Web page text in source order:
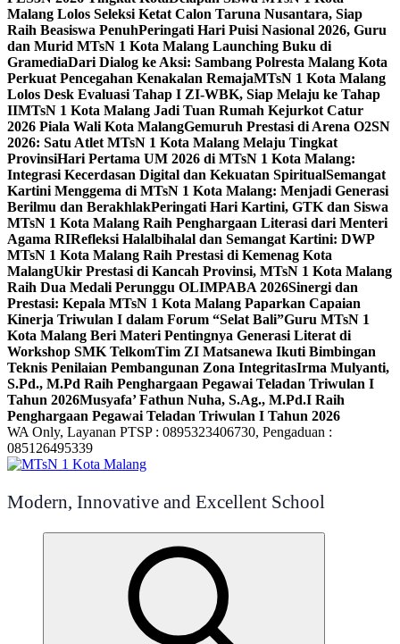
Malang Lolos Seleksi Ketat Calon Taruna Nusantara, Siap
Raih Beasiswa PenuhPeringati Hari Puisi Nasional 2026, Guru
dan Murid MTsN 1 Kota Malang Launching Buku di
GramediaDari Dialog ke Aksi: Sambang Polresta Malang Kota
Perkuat Pencegahan Kenakalan RemajaMTsN 1 Kota Malang
Lolos Desk Evaluasi Tahap I ZI-WBK, Siap Melaju ke Tahap
IIMTsN 1 Kota Malang Jadi Tuan Rumah Kejurkot Catur
2026 Piala Wali Kota MalangGemuruh Prestasi di Arena O2SN
2026: Satu Atlet MTsN 1 Kota Malang Melaju Tingkat
ProvinsiHari Pertama UM 2026 di MTsN 1 Kota Malang:
Integrasi Kecerdasan Digital dan Kekuatan SpiritualSemangat
Kartini Menggema di MTsN 1 Kota Malang: Menjadi Generasi
Berilmu dan BerakhlakPeringati Hari Kartini, GTK dan Siswa
MTsN 1 Kota Malang Raih Penghargaan Literasi dari Menteri
Agama RIRefleksi Halalbihalal dan Semangat Kartini: DWP
MTsN 1 Kota Malang Raih Prestasi di Kemenag Kota
MalangUkir Prestasi di Kancah Provinsi, MTsN 1 Kota Malang
Raih Dua Medali Perunggu OLIMPABA 2026Sinergi dan
Prestasi: Kepala MTsN 1 Kota Malang Paparkan Capaian
Kinerja Triwulan I dalam Forum “Selat Bali”Guru MTsN 1
Kota Malang Beri Materi Pentingnya Generasi Literat di
Workshop SMK TelkomTim ZI Matsanewa Ikuti Bimbingan
Teknis Penilaian Pembangunan Zona IntegritasIrma Mulyanti,
S.Pd., M.Pd Raih Penghargaan Pegawai Teladan Triwulan I
Tahun 2026Musyafa’ Fathun Nuha, S.Ag., M.Pd.I Raih
Penghargaan Pegawai Teladan Triwulan I Tahun 2026
WA Only, Layanan PTSP : 0895323406730, Pengaduan :
085126495339
Modern, Innovative and Excellent School